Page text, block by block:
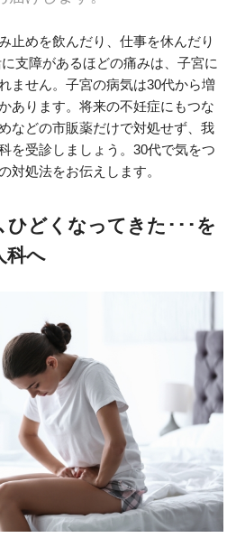
止めを飲んだり、仕事を休んだり
支障があるほどの痛みは、子宮に
ません。子宮の病気は30代から増
あります。将来の不妊症にもつな
などの市販薬だけで対処せず、我
を受診しましょう。30代で気をつ
対処法をお伝えします。
ひどくなってきた･･･を
科へ